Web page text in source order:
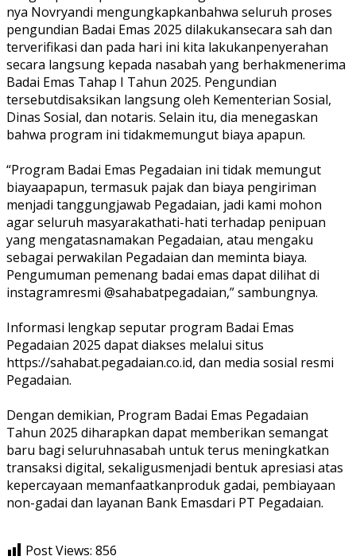
nya Novryandi mengungkapkanbahwa seluruh proses
pengundian Badai Emas 2025 dilakukansecara sah dan
terverifikasi dan pada hari ini kita lakukanpenyerahan
secara langsung kepada nasabah yang berhakmenerima
Badai Emas Tahap I Tahun 2025. Pengundian
tersebutdisaksikan langsungoleh Kementerian Sosial,
Dinas Sosial, dan notaris. Selain itu, dia menegaskan
bahwa program ini tidakmemungut biaya apapun.
“Program Badai Emas Pegadaian ini tidak memungut
biayaapapun, termasuk pajakdan biaya pengiriman
menjadi tanggungjawab Pegadaian, jadi kami mohon
agarseluruh masyarakathati-hati terhadap penipuan
yang mengatasnamakan Pegadaian, atau mengaku
sebagai perwakilan Pegadaian dan meminta biaya.
Pengumuman pemenang badai emas dapatdilihatdi
instagramresmi @sahabatpegadaian,”sambungnya.
Informasi lengkap seputar program Badai Emas
Pegadaian 2025 dapatdiakses melalui situs
https://sahabat.pegadaian.co.id, dan media sosial resmi
Pegadaian.
Dengan demikian, Program Badai Emas Pegadaian
Tahun 2025 diharapkan dapat memberikan semangat
baru bagi seluruhnasabah untukterus meningkatkan
transaksi digital, sekaligusmenjadi bentukapresiasi atas
kepercayaan memanfaatkanproduk gadai, pembiayaan
non-gadai dan layanan Bank Emasdari PT Pegadaian.
Post Views: 856